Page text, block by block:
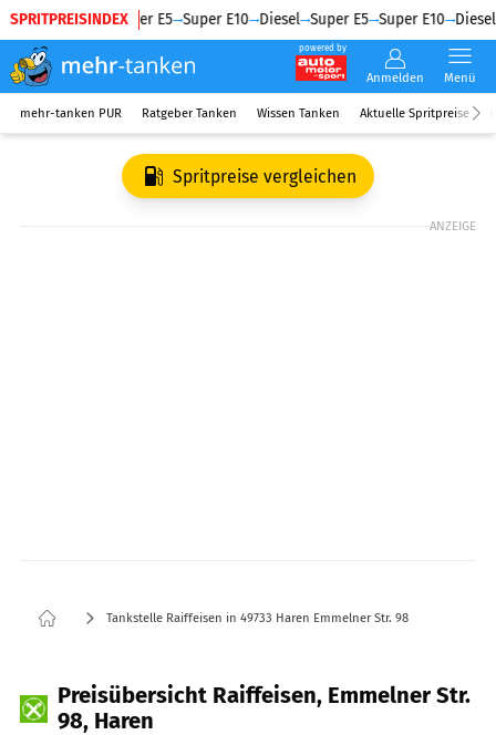
SPRITPREISINDEX
Diesel Super E5 Super E10 Diesel Super E5 Super E10 Diesel
powered by
Anmelden Menü
mehr-tanken PUR Ratgeber Tanken Wissen Tanken Aktuelle Spritpreise
Spritpreise vergleichen
ANZEIGE
Tankstelle Raiffeisen in 49733 Haren Emmelner Str. 98
Preisübersicht Raiffeisen, Emmelner Str.
98, Haren